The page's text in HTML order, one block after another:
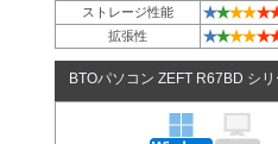
ストレージ性能 ★★★★★
拡張性 ★★★★★
BTOパソコン ZEFT R67BD シ